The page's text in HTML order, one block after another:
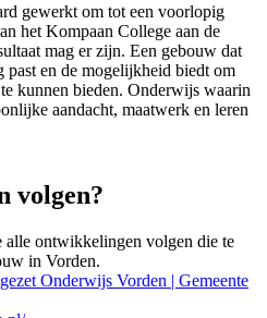
gewerkt om tot een voorlopig
het Kompaan College aan de
mag er zijn. Een gebouw dat
en de mogelijkheid biedt om
kunnen bieden. Onderwijs waarin
aandacht, maatwerk en leren
volgen?
alle ontwikkelingen volgen die te
in Vorden.
Onderwijs Vorden | Gemeente